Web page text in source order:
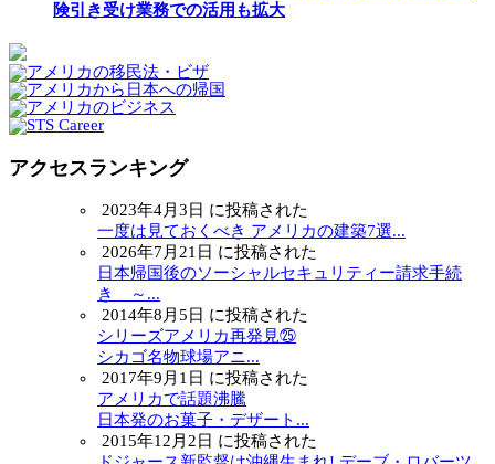
険引き受け業務での活用も拡大
アクセスランキング
2023年4月3日 に投稿された
一度は見ておくべき アメリカの建築7選...
2026年7月21日 に投稿された
日本帰国後のソーシャルセキュリティー請求手続
き ～...
2014年8月5日 に投稿された
シリーズアメリカ再発見㉕
シカゴ名物球場アニ...
2017年9月1日 に投稿された
アメリカで話題沸騰
日本発のお菓子・デザート...
2015年12月2日 に投稿された